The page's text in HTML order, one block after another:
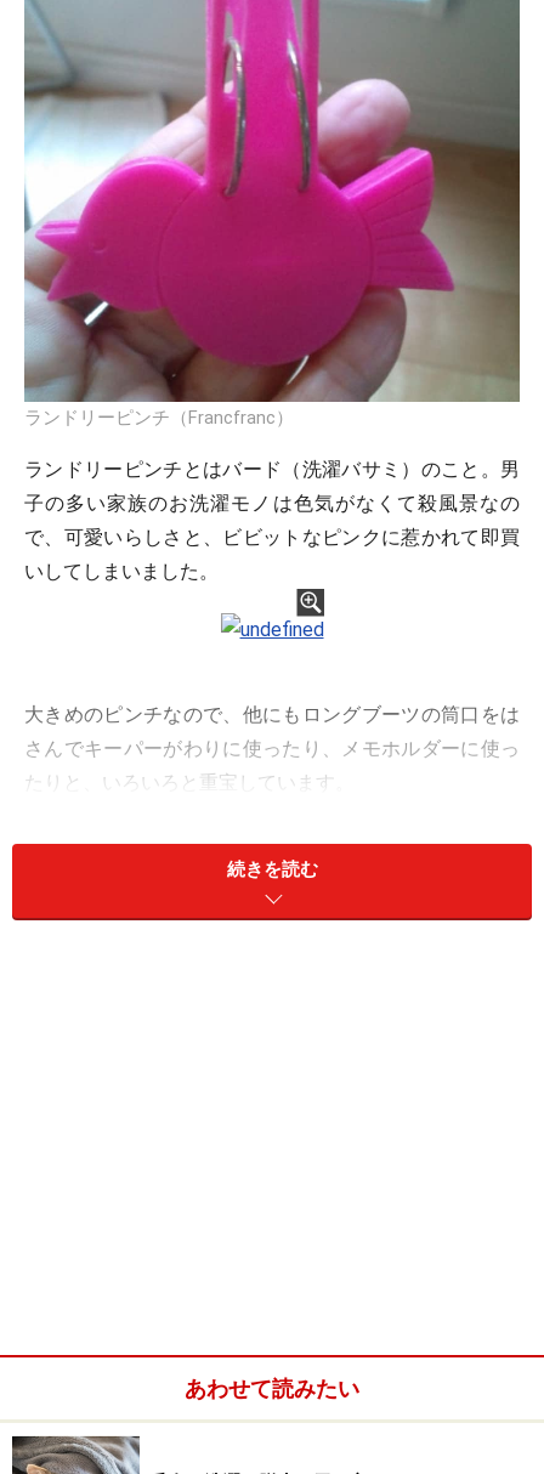
ランドリーピンチ（Francfranc）
ランドリーピンチとはバード（洗濯バサミ）のこと。男
子の多い家族のお洗濯モノは色気がなくて殺風景なの
で、可愛いらしさと、ビビットなピンクに惹かれて即買
いしてしまいました。
大きめのピンチなので、他にもロングブーツの筒口をは
さんでキーパーがわりに使ったり、メモホルダーに使っ
たりと、いろいろと重宝しています。
続きを読む
あわせて読みたい